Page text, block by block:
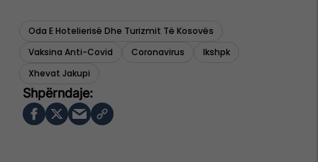
Oda E Hotelierisë Dhe Turizmit Të Kosovës
Vaksina Anti-Covid
Coronavirus
Ikshpk
Xhevat Jakupi